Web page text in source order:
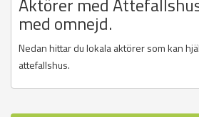
med omnejd.
Nedan hittar du lokala aktörer som kan
attefallshus.